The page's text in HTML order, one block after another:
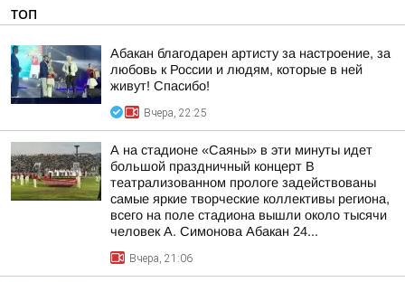
ТОП
Абакан благодарен артисту за настроение, за
любовь к России и людям, которые в ней
живут! Спасибо!
Вчера, 22:25
А на стадионе «Саяны» в эти минуты идет
большой праздничный концерт В
театрализованном прологе задействованы
самые яркие творческие коллективы региона,
всего на поле стадиона вышли около тысячи
человек А. Симонова Абакан 24...
Вчера, 21:06